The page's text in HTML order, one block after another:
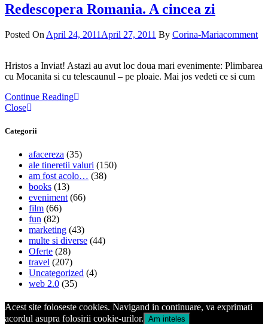
Redescopera Romania. A cincea zi
Posted On April 24, 2011 April 27, 2011 By Corina-Mariacomment
Hristos a Inviat! Astazi au avut loc doua mari evenimente: Plimbarea
cu Mocanita si cu telescaunul – pe ploaie. Mai jos vedeti ce si cum
Continue Reading
Close
Categorii
afacereza (35)
ale tineretii valuri (150)
am fost acolo… (38)
books (13)
eveniment (66)
film (66)
fun (82)
marketing (43)
multe si diverse (44)
Oferte (28)
travel (207)
Uncategorized (4)
web 2.0 (35)
Acest site foloseste cookies. Navigand in continuare, va exprimati
acordul asupra folosirii cookie-urilor. Am inteles